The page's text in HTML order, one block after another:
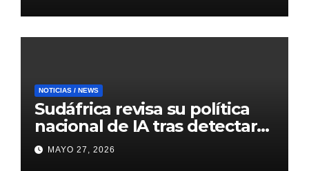
NOTICIAS / NEWS
Sudáfrica revisa su política
nacional de IA tras detectar
errores generados por
inteligencia artificial
MAYO 27, 2026